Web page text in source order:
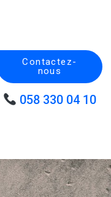
Contactez-
nous
058 330 04 10